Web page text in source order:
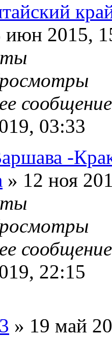
июн 2015,
03:33
-
» 12 ноя
22:15
» 19 май